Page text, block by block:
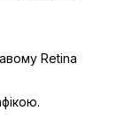
Retina